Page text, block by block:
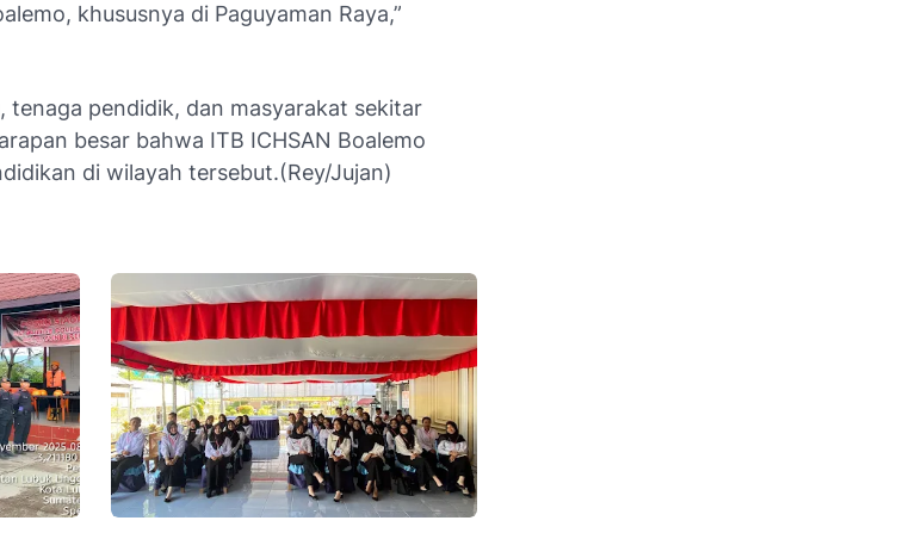
khususnya di Paguyaman Raya,”
tenaga pendidik, dan masyarakat sekitar
besar bahwa ITB ICHSAN Boalemo
di wilayah tersebut.(Rey/Jujan)